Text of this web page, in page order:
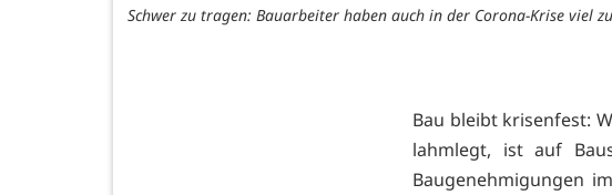
Schwer zu tragen: Bauarbeiter haben auch in der Corona-Krise viel
Bau bleibt krisenfest:
lahmlegt, ist auf
Baugenehmigungen